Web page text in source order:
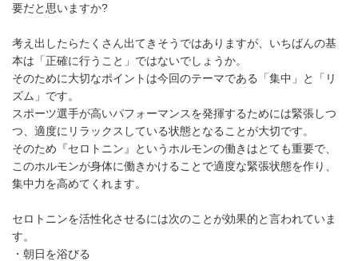
要だと思いますか?
考え出したらたくさん出てきそうではありますが、いちばんの基
本は「正確に行うこと」ではないでしょうか。
そのために大切なポイントは今回のテーマである「集中」と「リ
ズム」です。
スポーツ選手が高いパフォーマンスを発揮するためには緊張しつ
つ、適度にリラックスしている状態となることが大切です。
そのため『セロトニン』というホルモンの働きはとても重要で、
このホルモンが身体に働きかけることで適度な緊張状態を作り、
集中力を高めてくれます。
セロトニンを活性化させるには次のことが効果的と言われていま
す。
・朝日を浴びる